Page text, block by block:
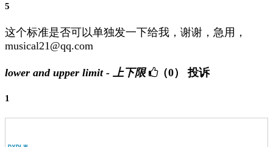
5
这个标准是否可以单独发一下给我，谢谢，急用，
musical21@qq.com
lower and upper limit - 上下限 （0） 投诉
1